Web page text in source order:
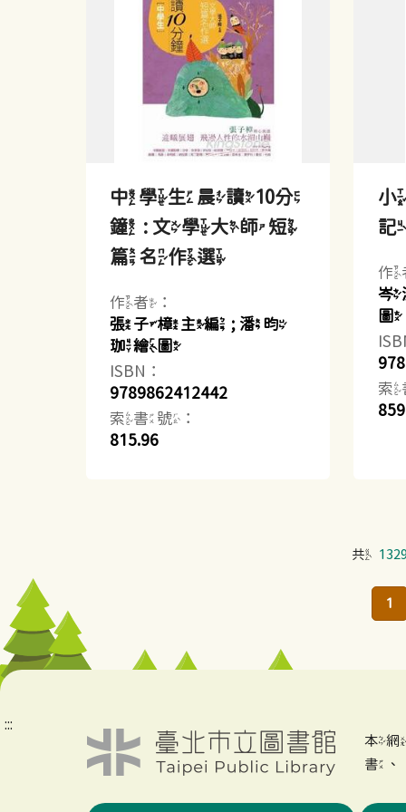
中學生晨讀10分
鐘 : 文學大師短
篇名作選
作者：
張子樟主編 ; 潘昀
珈繪圖
ISBN：
9789862412442
索書號：
815.96
記
作
岑
圖
索
共
1
:::
本
書